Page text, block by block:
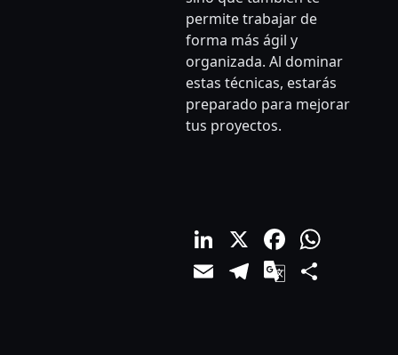
permite trabajar de
forma más ágil y
organizada. Al dominar
estas técnicas, estarás
preparado para mejorar
tus proyectos.
LinkedIn
X
EmailTelegram
Google